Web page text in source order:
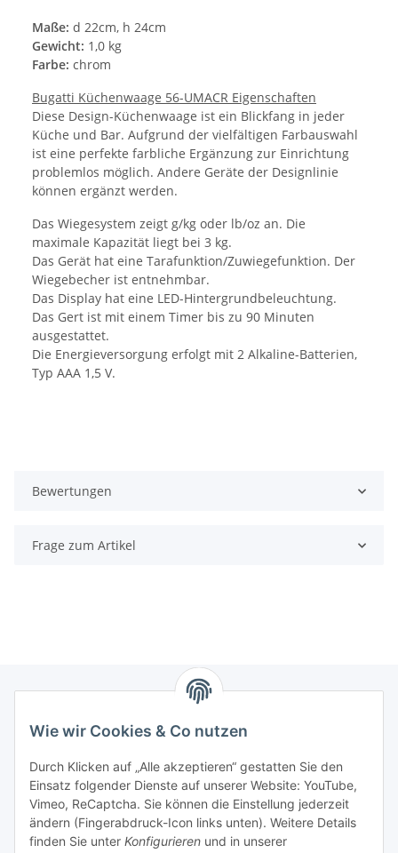
Wie wir Cookies & Co nutzen
Durch Klicken auf „Alle akzeptieren“ gestatten Sie den
Einsatz folgender Dienste auf unserer Website: YouTube,
Vimeo, ReCaptcha. Sie können die Einstellung jederzeit
ändern (Fingerabdruck-Icon links unten). Weitere Details
finden Sie unter Konfigurieren und in unserer
Maße: d 22cm, h 24cm
Gewicht: 1,0 kg
Farbe: chrom
Bugatti Küchenwaage 56-UMACR Eigenschaften
Diese Design-Küchenwaage ist ein Blickfang in jeder
Küche und Bar. Aufgrund der vielfältigen Farbauswahl
ist eine perfekte farbliche Ergänzung zur Einrichtung
problemlos möglich. Andere Geräte der Designlinie
können ergänzt werden.
Das Wiegesystem zeigt g/kg oder lb/oz an. Die
maximale Kapazität liegt bei 3 kg.
Das Gerät hat eine Tarafunktion/Zuwiegefunktion. Der
Wiegebecher ist entnehmbar.
Das Display hat eine LED-Hintergrundbeleuchtung.
Das Gert ist mit einem Timer bis zu 90 Minuten
ausgestattet.
Die Energieversorgung erfolgt mit 2 Alkaline-Batterien,
Typ AAA 1,5 V.
Bewertungen
Frage zum Artikel
Zahlungsmöglichkeiten
Versandinformationen
Gesetzliche Informationen